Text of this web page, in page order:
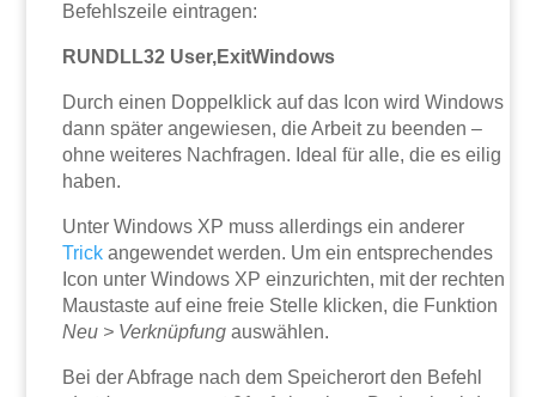
Befehlszeile eintragen:
RUNDLL32 User,ExitWindows
Durch einen Doppelklick auf das Icon wird Windows
dann später angewiesen, die Arbeit zu beenden –
ohne weiteres Nachfragen. Ideal für alle, die es eilig
haben.
Unter Windows XP muss allerdings ein anderer
Trick angewendet werden. Um ein entsprechendes
Icon unter Windows XP einzurichten, mit der rechten
Maustaste auf eine freie Stelle klicken, die Funktion
Neu > Verknüpfung auswählen.
Bei der Abfrage nach dem Speicherort den Befehl